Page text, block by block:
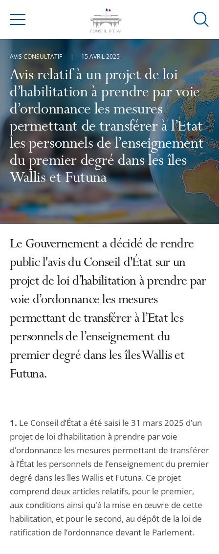
Menu
Ouvrir
Avis relatif à un projet de loi
d’habilitation à prendre par voie
d’ordonnance les mesures
permettant de transférer à l’Etat
les personnels de l’enseignement
du premier degré dans les îles
Wallis et Futuna
AVIS CONSULTATIF 15 AVRIL 2025
Le Gouvernement a décidé de rendre
public l'avis du Conseil d'État sur un
projet de loi d’habilitation à prendre par
voie d’ordonnance les mesures
permettant de transférer à l’Etat les
personnels de l’enseignement du
premier degré dans les îles Wallis et
Futuna.
1. Le Conseil d’État a été saisi le 31 mars 2025 d’un
projet de loi d’habilitation à prendre par voie
d’ordonnance les mesures permettant de transférer
à l’État les personnels de l’enseignement du premier
degré dans les îles Wallis et Futuna. Ce projet
comprend deux articles relatifs, pour le premier,
aux conditions ainsi qu'à la mise en œuvre de cette
habilitation, et pour le second, au dépôt de la loi de
ratification de l’ordonnance devant le Parlement.